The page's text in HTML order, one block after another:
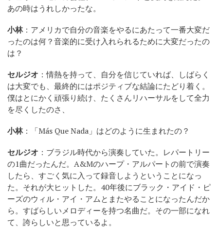
あの時はうれしかったな。
小林：アメリカで自分の音楽をやるにあたって一番大変だ
ったのは何？音楽的に受け入れられるために大変だったの
は？
セルジオ ：情熱を持って、自分を信じていれば、しばらく
は大変でも、最終的にはポジティブな結論にたどり着く。
僕はとにかく頑張り続け、たくさんリハーサルをして全力
を尽くしたのさ、
小林：「Más Que Nada」はどのように生まれたの？
セルジオ ：ブラジル時代から演奏していた。レパートリー
の1曲だったんだ。A&Mのハープ・アルパートの前で演奏
したら、すごく気に入って録音しようということになっ
た。それが大ヒットした。40年後にブラック・アイド・ピ
ーズのウィル・アイ・アムとまたやることになったんだか
ら。すばらしいメロディーを持つ名曲だ。その一部になれ
て、誇らしいと思っているよ。